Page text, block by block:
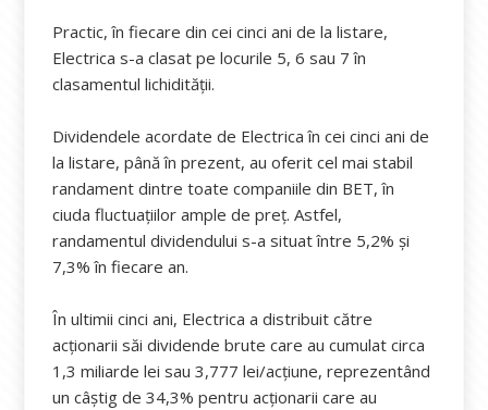
Practic, în fiecare din cei cinci ani de la listare,
Electrica s-a clasat pe locurile 5, 6 sau 7 în
clasamentul lichidității.
Dividendele acordate de Electrica în cei cinci ani de
la listare, până în prezent, au oferit cel mai stabil
randament dintre toate companiile din BET, în
ciuda fluctuațiilor ample de preț. Astfel,
randamentul dividendului s-a situat între 5,2% și
7,3% în fiecare an.
În ultimii cinci ani, Electrica a distribuit către
acționarii săi dividende brute care au cumulat circa
1,3 miliarde lei sau 3,777 lei/acțiune, reprezentând
un câștig de 34,3% pentru acționarii care au